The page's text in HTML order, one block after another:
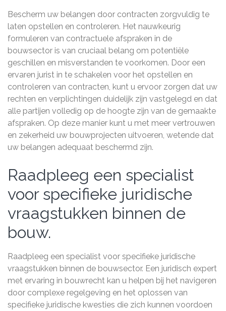
Bescherm uw belangen door contracten zorgvuldig te
laten opstellen en controleren. Het nauwkeurig
formuleren van contractuele afspraken in de
bouwsector is van cruciaal belang om potentiële
geschillen en misverstanden te voorkomen. Door een
ervaren jurist in te schakelen voor het opstellen en
controleren van contracten, kunt u ervoor zorgen dat uw
rechten en verplichtingen duidelijk zijn vastgelegd en dat
alle partijen volledig op de hoogte zijn van de gemaakte
afspraken. Op deze manier kunt u met meer vertrouwen
en zekerheid uw bouwprojecten uitvoeren, wetende dat
uw belangen adequaat beschermd zijn.
Raadpleeg een specialist
voor specifieke juridische
vraagstukken binnen de
bouw.
Raadpleeg een specialist voor specifieke juridische
vraagstukken binnen de bouwsector. Een juridisch expert
met ervaring in bouwrecht kan u helpen bij het navigeren
door complexe regelgeving en het oplossen van
specifieke juridische kwesties die zich kunnen voordoen